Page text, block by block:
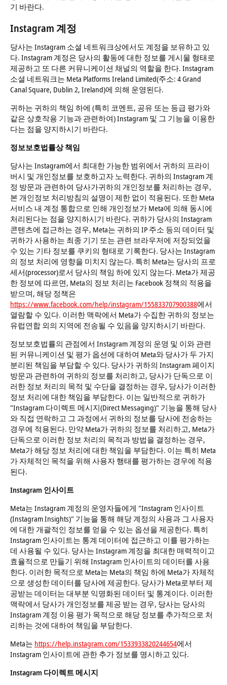
기 바란다.
Instagram 계정
당사는 Instagram 소셜 네트워크상에서도 계정을 보유하고 있
다. Instagram 계정은 당사의 활동에 대한 정보를 게시물 형태로
제공하고 또 다른 커뮤니케이션 채널의 역할을 한다. Instagram
소셜 네트워크는 Meta Platforms Ireland Limited(주소: 4 Grand
Canal Square, Dublin 2, Ireland)에 의해 운영된다.
귀하는 귀하의 책임 하에 (특히 코멘트, 공유 또는 등급 평가와
같은 상호작용 기능과 관련하여) Instagram 및 그 기능을 이용한
다는 점을 양지하시기 바란다.
정보보호법률상 책임
당사는 Instagram에서 최대한 가능한 범위에서 귀하의 프라이
버시 및 개인정보를 보호하고자 노력한다. 귀하의 Instagram 계
정 방문과 관련하여 당사가귀하의 개인정보를 처리하는 경우,
본 개인정보 처리방침의 설명이 제한 없이 적용된다. 또한 Meta
서비스 내 계정 통합으로 인해 개인정보가 Meta에 의해 동시에
처리된다는 점을 양지하시기 바란다. 귀하가 당사의 Instagram
콘텐츠에 접근하는 경우, Meta는 귀하의 IP 주소 등의 데이터 및
귀하가 사용하는 최종 기기 또는 관련 브라우저에 저장되었을
수 있는 기타 정보를 쿠키의 형태로 기록한다. 당사는 Instagram
의 정보 처리에 영향을 미치지 않는다. 특히 Meta는 당사의 프로
세서(processor)로서 당사의 책임 하에 있지 않는다. Meta가 제공
한 정보에 따르면, Meta의 정보 처리는 Facebook 정책의 적용을
받으며, 해당 정책은
https://www.facebook.com/help/instagram/155833707900388에서
열람할 수 있다. 이러한 맥락에서 Meta가 수집한 귀하의 정보는
유럽연합 외의 지역에 전송될 수 있음을 양지하시기 바란다.
정보보호법률의 관점에서 Instagram 계정의 운영 및 이와 관련
된 커뮤니케이션 및 평가 옵션에 대하여 Meta와 당사가 두 가지
분리된 책임을 부담할 수 있다. 당사가 귀하의 Instagram 페이지
방문과 관련하여 귀하의 정보를 처리하고, 당사가 단독으로 이
러한 정보 처리의 목적 및 수단을 결정하는 경우, 당사가 이러한
정보 처리에 대한 책임을 부담한다. 이는 일반적으로 귀하가
"Instagram 다이렉트 메시지(Direct Messaging)" 기능을 통해 당사
와 직접 연락하고 그 과정에서 귀하의 정보를 당사에 전송하는
경우에 적용된다. 만약 Meta가 귀하의 정보를 처리하고, Meta가
단독으로 이러한 정보 처리의 목적과 방법을 결정하는 경우,
Meta가 해당 정보 처리에 대한 책임을 부담한다. 이는 특히 Meta
가 자체적인 목적을 위해 사용자 행태를 평가하는 경우에 적용
된다.
Instagram 인사이트
Meta는 Instagram 계정의 운영자들에게 "Instagram 인사이트
(Instagram Insights)" 기능을 통해 해당 계정의 사용과 그 사용자
에 대한 개괄적인 정보를 얻을 수 있는 옵션을 제공한다. 특히
Instagram 인사이트는 통계 데이터에 접근하고 이를 평가하는
데 사용될 수 있다. 당사는 Instagram 계정을 최대한 매력적이고
효율적으로 만들기 위해 Instagram 인사이트의 데이터를 사용
한다. 이러한 목적으로 Meta는 Meta의 책임 하에 Meta가 자체적
으로 생성한 데이터를 당사에 제공한다. 당사가 Meta로부터 제
공받는 데이터는 대부분 익명화된 데이터 및 통계이다. 이러한
맥락에서 당사가 개인정보를 제공 받는 경우, 당사는 당사의
Instagram 계정 이용 평가 목적으로 해당 정보를 추가적으로 처
리하는 것에 대하여 책임을 부담한다.
Meta는 https://help.instagram.com/1533933820244654에서
Instagram 인사이트에 관한 추가 정보를 명시하고 있다.
Instagram 다이렉트 메시지